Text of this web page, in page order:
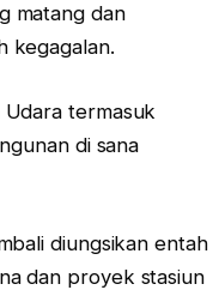
matang dan
kegagalan.
termasuk
di sana
diungsikan entah
dan proyek stasiun